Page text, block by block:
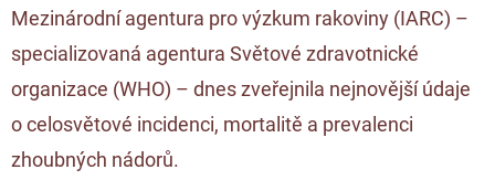
Mezinárodní agentura pro výzkum rakoviny (IARC) –
specializovaná agentura Světové zdravotnické
organizace (WHO) – dnes zveřejnila nejnovější údaje
o celosvětové incidenci, mortalitě a prevalenci
zhoubných nádorů.